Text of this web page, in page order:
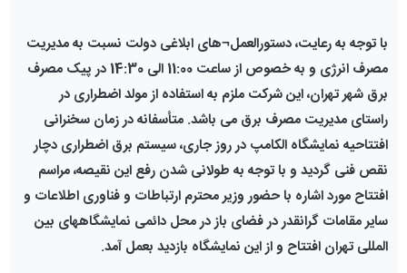
با توجه به رعایت، دستورالعمل¬های ابلاغی دولت نسبت به مدیریت
مصرف انرژی و
به خصوص از ساعت 11:00 الی 14:30 در پیک مصرف
برق شهر تهران، این شرکت ملزم به استفاده از مولد اضطراری در
راستای مدیریت مصرف برق می باشد. متأسفانه در زمان سخنرانی
افتتاحیه نمایشگاه الکامپ در روز جاری، سیستم برق اضطراری دچار
نقص فنی گردید و با توجه به طولانی شدن رفع این نقیصه، مراسم
افتتاح مورد اشاره با حضور وزیر محترم ارتباطات و فناوری اطلاعات و
سایر مقامات گرانقدر در فضای باز در محل دائمی نمایشگاههای بین
المللی تهران افتتاح و از این نمایشگاه بازدید بعمل آمد.